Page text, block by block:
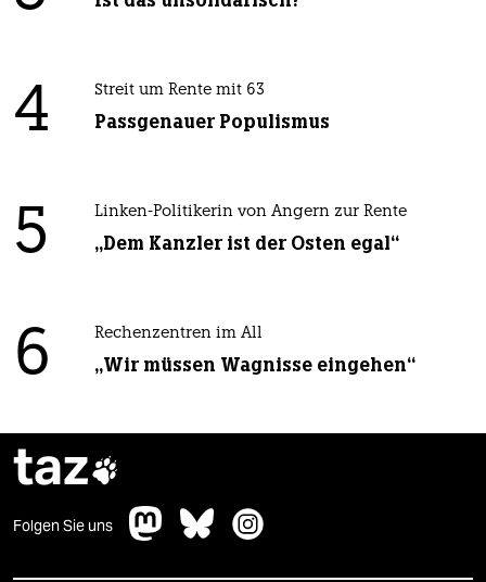
4 Streit um Rente mit 63
Passgenauer Populismus
5 Linken-Politikerin von Angern zur Rente
„Dem Kanzler ist der Osten egal“
6 Rechenzentren im All
„Wir müssen Wagnisse eingehen“
taz
Folgen Sie uns